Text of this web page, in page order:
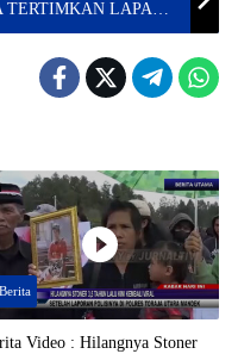
LAPAK
Berita
Video : Hilangnya Stoner